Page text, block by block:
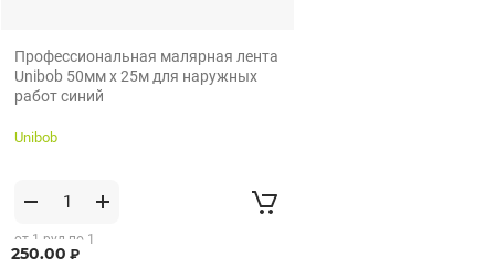
Профессиональная малярная лента
Unibob 50мм х 25м для наружных
работ синий
Unibob
250.00 ₽
от 1 рул по 1
рул